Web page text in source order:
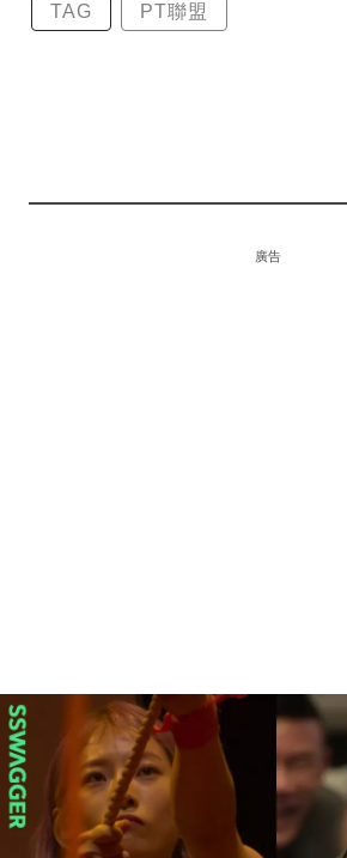
TAG PT聯盟
廣告